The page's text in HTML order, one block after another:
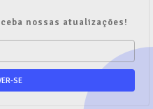
nossas atualizações!